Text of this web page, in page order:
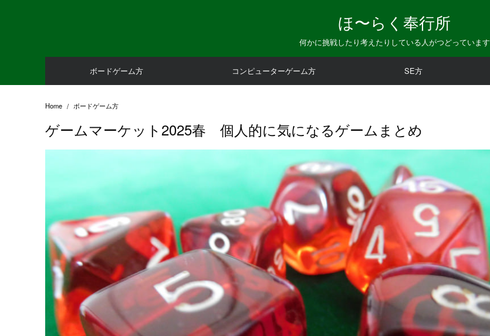
ほ〜らく奉行所
何かに挑戦したり考えたりしている人がつどっています
ボードゲーム方 コンピューターゲーム方 SE方
Home ボードゲーム方
ゲームマーケット2025春 個人的に気になるゲームまとめ